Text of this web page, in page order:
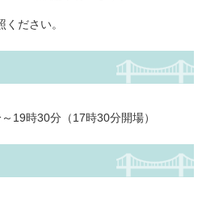
ださい。
19時30分（17時30分開場）